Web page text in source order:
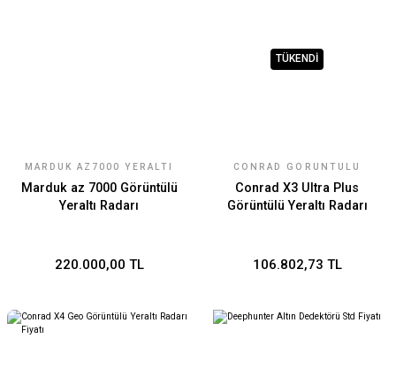
MARDUK AZ7000 YERALTI
Marduk az 7000 Görüntülü
Yeraltı Radarı
220.000,00 TL
TÜKENDİ
CONRAD GÖRÜNTÜLÜ
Conrad X3 Ultra Plus
Görüntülü Yeraltı Radarı
106.802,73 TL